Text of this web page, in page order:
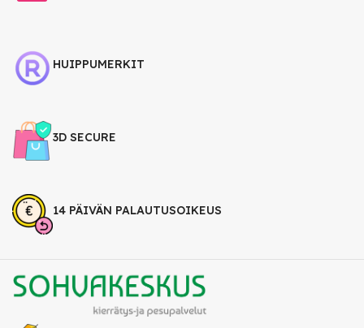
HUIPPUMERKIT
3D SECURE
14 PÄIVÄN PALAUTUSOIKEUS